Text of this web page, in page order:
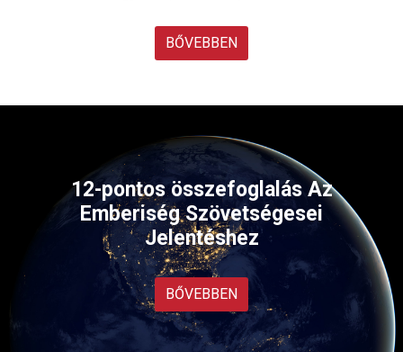
BŐVEBBEN
12-pontos összefoglalás Az
Emberiség Szövetségesei
Jelentéshez
BŐVEBBEN